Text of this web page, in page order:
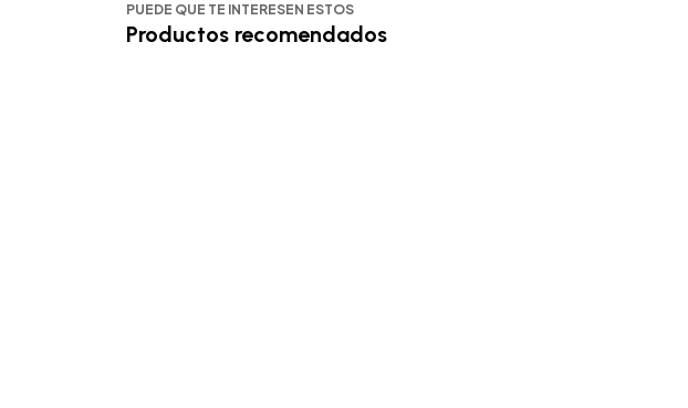
PUEDE QUE TE INTERESEN ESTOS
Productos recomendados